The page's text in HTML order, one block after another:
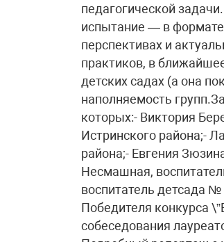
педагогической
испытание — в формате
перспективах и
практиков, в
детских садах (а она
наполняемость
которых:- Виктория
Истринского района;-
района;- Евгения
Несмашная,
воспитатель детсада
Победителя конкурса
собеседования